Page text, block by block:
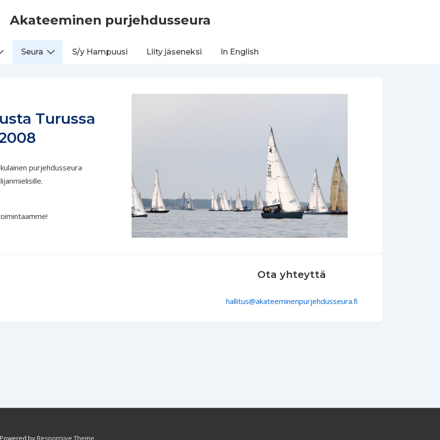
Akateeminen purjehdusseura
Seura S/y Hampuusi Liity jäseneksi In English
Turussa
purjehdusseura
Ota yhteyttä
hallitus@akateeminenpurjehdusseura.fi
byResponsive Theme